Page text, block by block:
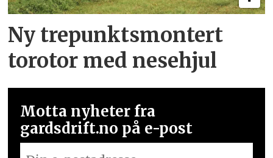
Ny trepunkts­montert
torotor med nesehjul
Motta nyheter fra
gardsdrift.no på e-post